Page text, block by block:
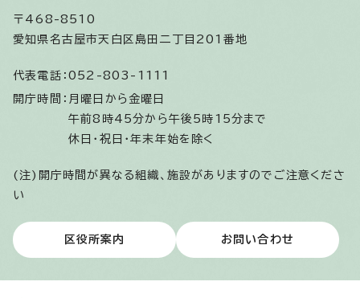
〒468-8510
愛知県名古屋市天白区島田二丁目201番地
代表電話： 052-803-1111
開庁時間： 月曜日から金曜日
午前8時45分から午後5時15分まで
休日・祝日・年末年始を除く
(注)開庁時間が異なる組織、施設がありますのでご注意くださ
い
区役所案内 お問い合わせ